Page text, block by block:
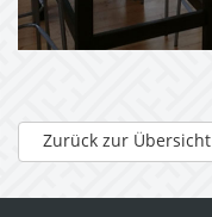
Zurück zur Übersicht